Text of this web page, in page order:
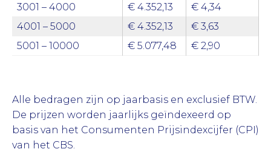
3001 – 4000
€ 4.352,13
€ 4,34
4001 – 5000
€ 4.352,13
€ 3,63
5001 – 10000
€ 5.077,48 € 2,90
Alle bedragen zijn op jaarbasis en exclusief BTW.
De prijzen worden jaarlijks geïndexeerd op
basis van het Consumenten Prijsindexcijfer (CPI)
van het CBS.